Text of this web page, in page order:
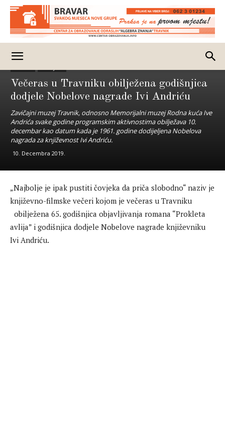
Večeras u Travniku obilježena godišnjica
dodjele Nobelove nagrade Ivi Andriću
Zavičajni muzej Travnik, odnosno Memorijalni muzej Rodna kuća Ive
Andrića svake godine programskim aktivnostima obilježava 10.
decembar kao datum kada je 1961. godine dodijeljena Nobelova
nagrada za književnost Ivi Andriću.
10. Decembra 2019.
„Najbolje je ipak pustiti čovjeka da priča slobodno“ naziv je
književno-filmske večeri kojom je večeras u Travniku
obilježena 65. godišnjica objavljivanja romana “Prokleta
avlija” i godišnjica dodjele Nobelove nagrade književniku
Ivi Andriću.